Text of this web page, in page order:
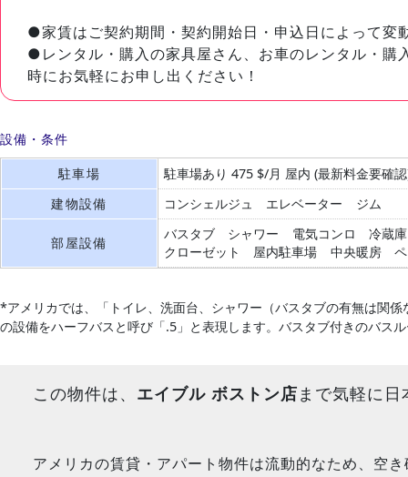
●家賃はご契約期間・契約開始日・申込日によって変
●レンタル・購入の家具屋さん、お車のレンタル・購
時にお気軽にお申し出ください！
設備・条件
駐車場
駐車場あり 475 $/月 屋内 (最新料金要確
建物設備
コンシェルジュ エレベーター ジム
部屋設備
バスタブ シャワー 電気コンロ
冷蔵庫
クローゼット
屋内駐車場 中央暖房
*アメリカでは、「トイレ、洗面台、シャワー（バスタブの有無は関
の設備をハーフバスと呼び「.5」と表現します。バスタブ付きのバス
この物件は、 エイブル ボストン店 まで気軽に
アメリカの賃貸・アパート物件は流動的なため、空